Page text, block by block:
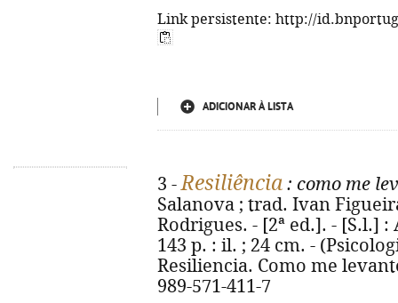
Link persistente: http://
ADICIONAR À LISTA
3 -Resiliência : como me
Salanova ; trad. Ivan
Rodrigues. - [2ª ed.]. - [S.l.]
143 p. : il. ; 24 cm. -
Resiliencia. Como me
989-571-411-7